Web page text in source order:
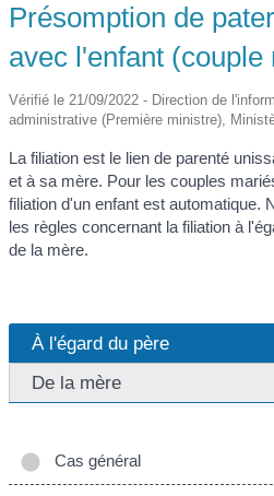
Présomption de
avec l'enfant (couple
Vérifié le 21/09/2022 - Direction de
administrative (Première ministre),
La filiation est le lien de parenté
et à sa mère. Pour les couples
filiation d'un enfant est automatique.
les règles concernant la filiation à
de la mère.
À l'égard du père
De la mère
Cas général